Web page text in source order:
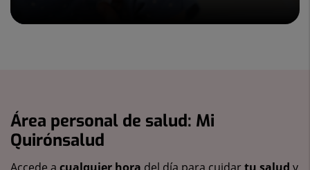
Área personal de salud: Mi
Quirónsalud